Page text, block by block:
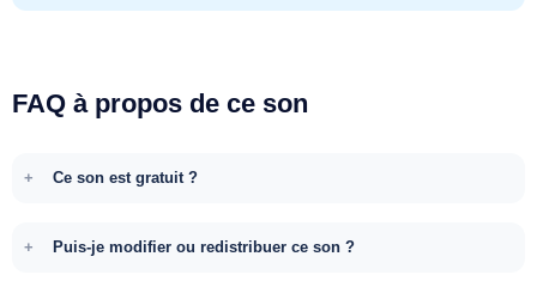
FAQ à propos de ce son
Ce son est gratuit ?
Puis-je modifier ou redistribuer ce son ?